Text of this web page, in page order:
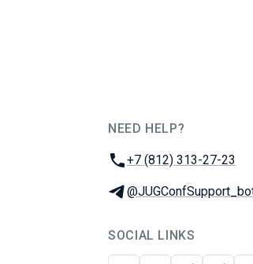
NEED HELP?
Phone:
+7 (812) 313-27-23
Telegram:
SOCIAL LINKS